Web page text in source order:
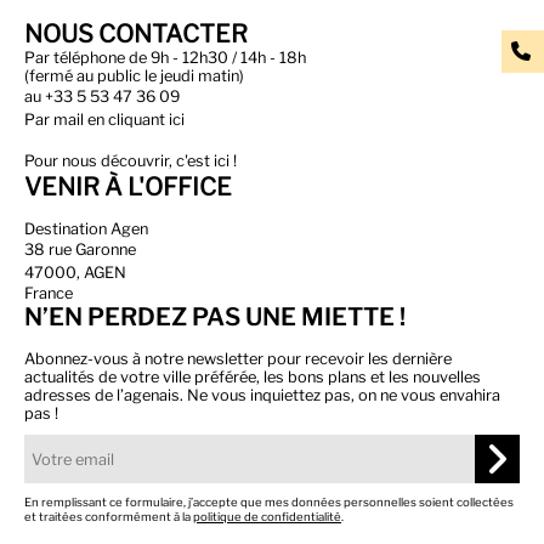
NOUS CONTACTER
Par téléphone de 9h - 12h30 / 14h - 18h
(fermé au public le jeudi matin)
au +33 5 53 47 36 09
Par mail en cliquant ici
Pour nous découvrir, c'est ici !
VENIR À L'OFFICE
Destination Agen
38 rue Garonne
47000, AGEN
France
N’EN PERDEZ PAS UNE MIETTE !
Abonnez-vous à notre newsletter pour recevoir les dernière
actualités de votre ville préférée, les bons plans et les nouvelles
adresses de l’agenais. Ne vous inquiettez pas, on ne vous envahira
pas !
En remplissant ce formulaire, j’accepte que mes données personnelles soient collectées
et traitées conformément à lapolitique de confidentialité